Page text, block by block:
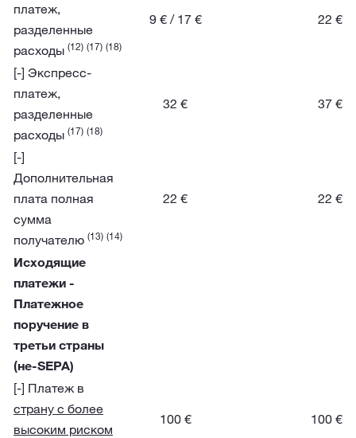
платеж,
разделенные
расходы (12) (17) (18)
9 € / 17 € 22 €
[-] Экспресс-
платеж,
разделенные
расходы (17) (18)
32 € 37 €
[-]
Дополнительная
плата полная
сумма
получателю (13) (14)
22 € 22 €
Исходящие
платежи -
Платежное
поручение в
третьи страны
(не-SEPA)
[-] Платеж в
страну с более
высоким риском
100 € 100 €